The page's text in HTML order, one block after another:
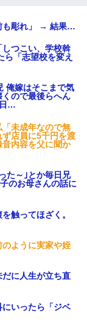
も彫れ」 → 結果…
つこい、学校斡
「志望校を変え
俺嫁はそこまで気
ので最後らへん
…
未成年なので無
店員に5千円を渡
音内容を父に聞か
た～｣とか毎日兄
のお母さんの話に
触ってほざく。
ように実家や姪
に人生が立ち直
いったら「ジベ